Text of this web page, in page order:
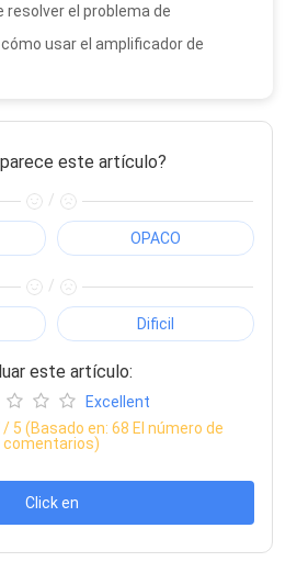
resolver el problema de
usar el amplificador de
este artículo?
/
OPACO
/
Dificil
este artículo:
Excellent
/ 5 (Basado en: 68 El número de
comentarios)
Click en